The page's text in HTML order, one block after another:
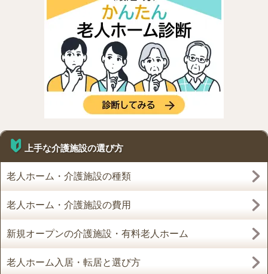
上手な介護施設の選び方
老人ホーム・介護施設の種類
老人ホーム・介護施設の費用
新規オープンの介護施設・有料老人ホーム
老人ホーム入居・転居と選び方